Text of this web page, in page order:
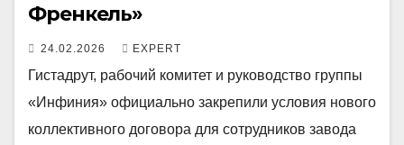
Френкель»
24.02.2026 EXPERT
Гистадрут, рабочий комитет и руководство группы
«Инфиния» официально закрепили условия нового
коллективного договора для сотрудников завода